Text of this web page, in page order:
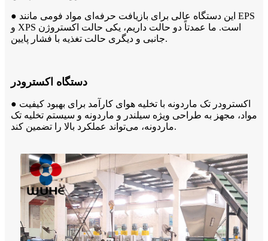
● این دستگاه عالی برای بازیافت حرفه‌ای مواد فومی مانند EPS
و XPS است. ما عمدتاً دو حالت داریم، یکی حالت اکستروژن
جانبی و دیگری حالت تغذیه با فشار پایین.
دستگاه اکسترودر
● اکسترودر تک ماردونه با تخلیه هوای کارآمد برای بهبود کیفیت
مواد، مجهز به طراحی ویژه سیلندر و ماردونه و سیستم تخلیه تک
ماردونه، می‌تواند عملکرد بالا را تضمین کند.